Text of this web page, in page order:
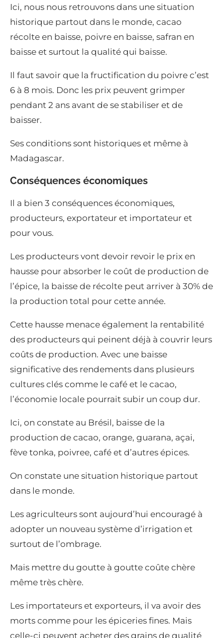
Ici, nous nous retrouvons dans une situation
historique partout dans le monde, cacao
récolte en baisse, poivre en baisse, safran en
baisse et surtout la qualité qui baisse.
Il faut savoir que la fructification du poivre c’est
6 à 8 mois. Donc les prix peuvent grimper
pendant 2 ans avant de se stabiliser et de
baisser.
Ses conditions sont historiques et même à
Madagascar.
Conséquences économiques
Il a bien 3 conséquences économiques,
producteurs, exportateur et importateur et
pour vous.
Les producteurs vont devoir revoir le prix en
hausse pour absorber le coût de production de
l’épice, la baisse de récolte peut arriver à 30% de
la production total pour cette année.
Cette hausse menace également la rentabilité
des producteurs qui peinent déjà à couvrir leurs
coûts de production. Avec une baisse
significative des rendements dans plusieurs
cultures clés comme le café et le cacao,
l’économie locale pourrait subir un coup dur.
Ici, on constate au Brésil, baisse de la
production de cacao, orange, guarana, açai,
fève tonka, poivree, café et d’autres épices.
On constate une situation historique partout
dans le monde.
Les agriculteurs sont aujourd’hui encouragé à
adopter un nouveau système d’irrigation et
surtout de l’ombrage.
Mais mettre du goutte à goutte coûte chère
même très chère.
Les importateurs et exporteurs, il va avoir des
morts comme pour les épiceries fines. Mais
celle-ci peuvent acheter des grains de qualité